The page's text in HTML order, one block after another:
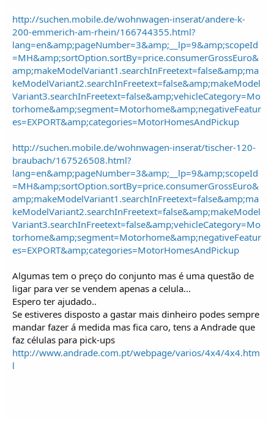
http://suchen.mobile.de/wohnwagen-inserat/andere-k-
200-emmerich-am-rhein/166744355.html?
lang=en&amp;pageNumber=3&amp;__lp=9&amp;scopeId
=MH&amp;sortOption.sortBy=price.consumerGrossEuro&
amp;makeModelVariant1.searchInFreetext=false&amp;ma
keModelVariant2.searchInFreetext=false&amp;makeModel
Variant3.searchInFreetext=false&amp;vehicleCategory=Mo
torhome&amp;segment=Motorhome&amp;negativeFeatur
es=EXPORT&amp;categories=MotorHomesAndPickup
http://suchen.mobile.de/wohnwagen-inserat/tischer-120-
braubach/167526508.html?
lang=en&amp;pageNumber=3&amp;__lp=9&amp;scopeId
=MH&amp;sortOption.sortBy=price.consumerGrossEuro&
amp;makeModelVariant1.searchInFreetext=false&amp;ma
keModelVariant2.searchInFreetext=false&amp;makeModel
Variant3.searchInFreetext=false&amp;vehicleCategory=Mo
torhome&amp;segment=Motorhome&amp;negativeFeatur
es=EXPORT&amp;categories=MotorHomesAndPickup
Algumas tem o preço do conjunto mas é uma questão de
ligar para ver se vendem apenas a celula...
Espero ter ajudado..
Se estiveres disposto a gastar mais dinheiro podes sempre
mandar fazer á medida mas fica caro, tens a Andrade que
faz células para pick-ups
http://www.andrade.com.pt/webpage/varios/4x4/4x4.htm
l